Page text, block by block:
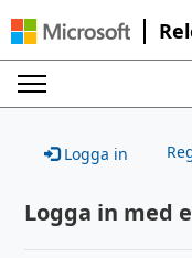
Logga in
Logga in med